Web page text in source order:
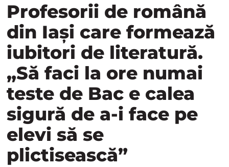
Profesorii de română
din Iași care formează
iubitori de literatură.
„Să faci la ore numai
teste de Bac e calea
sigură de a-i face pe
elevi să se
plictisească”